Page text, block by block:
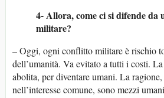
4- Allora, come ci si difende da
militare?
– Oggi, ogni conflitto militare è rischio
dell’umanità. Va evitato a tutti i costi.
abolita, per diventare umani. La
nell’interesse comune, sono mezzi